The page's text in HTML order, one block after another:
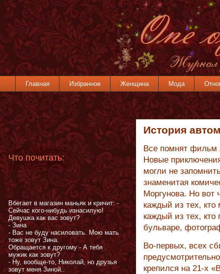
Главная Избранное Женщина Мода
История
Все помнят фильм
Новые
могли не
знаменитая
Моргунова. Но вот
каждый из тех, кто
каждый из тех,
бульваре,
Во-первых, всех
крепился на 21-х
Что почитать:
Вбегает в магазин маньяк и кричит: -
Сейчас кого-нибудь изнасилую!
Девушка как вас зовут?
- Зина
- Вас не буду насиловать. Мою мать
тоже зовут Зина.
Обращается к другому - А тебя
мужик как зовут?
- Ну, вообще-то, Николай, но друзья
зовут меня Зиной..